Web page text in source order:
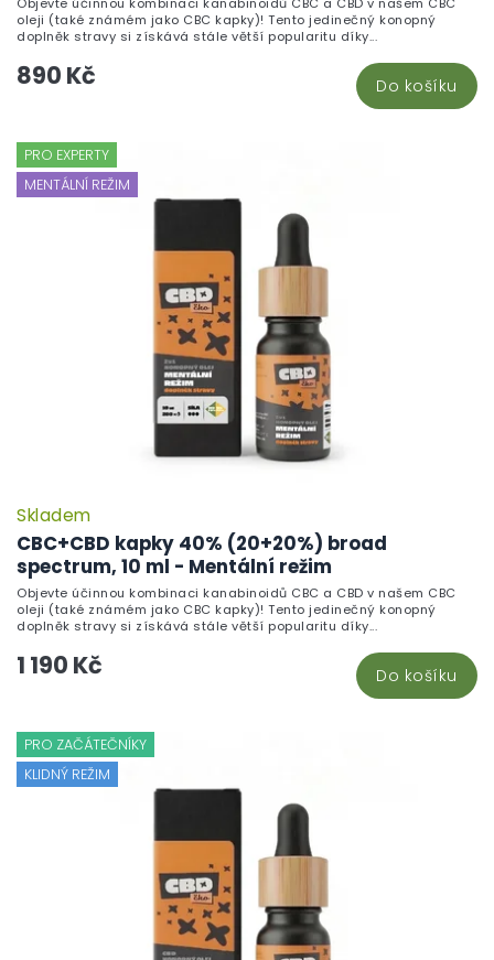
890 Kč Do košíku
oleji (také známém jako CBC kapky)! Tento jedinečný konopný
doplněk stravy si získává stále větší popularitu díky...
PRO EXPERTY
MENTÁLNÍ REŽIM
CBC+CBD kapky 40% (20+20%) broad
spectrum, 10 ml - Mentální režim
Skladem
1 190 Kč Do košíku
Objevte účinnou kombinaci kanabinoidů CBC a CBD v našem CBC
oleji (také známém jako CBC kapky)! Tento jedinečný konopný
doplněk stravy si získává stále větší popularitu díky...
PRO ZAČÁTEČNÍKY
KLIDNÝ REŽIM